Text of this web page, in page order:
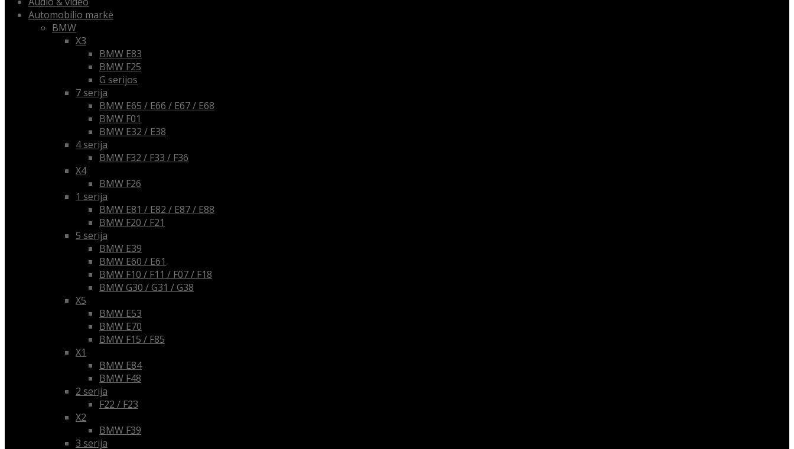
Automobilio markė
BMW
X3
BMW E83
BMW F25
G serijos
7 serija
BMW E65 / E66 / E67 / E68
BMW F01
BMW E32 / E38
4 serija
BMW F32 / F33 / F36
X4
BMW F26
1 serija
BMW E81 / E82 / E87 / E88
BMW F20 / F21
5 serija
BMW E39
BMW E60 / E61
BMW F10 / F11 / F07 / F18
BMW G30 / G31 / G38
X5
BMW E53
BMW E70
BMW F15 / F85
X1
BMW E84
BMW F48
2 serija
F22 / F23
X2
BMW F39
3 serija